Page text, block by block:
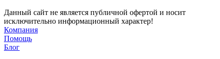
Данный сайт не является публичной офертой и носит
исключительно информационный характер!
Компания
Помощь
Блог